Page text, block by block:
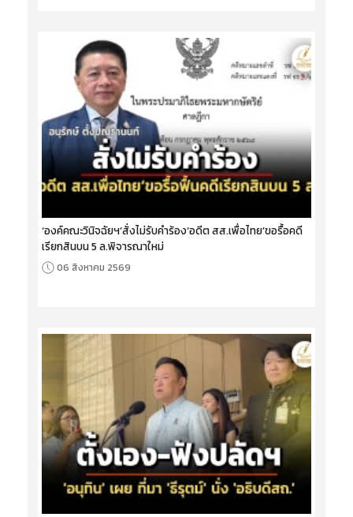
‘องค์คณะวินิจฉัยฯ’สั่งไม่รับคำร้อง‘อดีต สส.เพื่อไทย’ขอรื้อคดี
เรียกสินบน 5 ล.พิจารณาใหม่
06 สิงหาคม 2569